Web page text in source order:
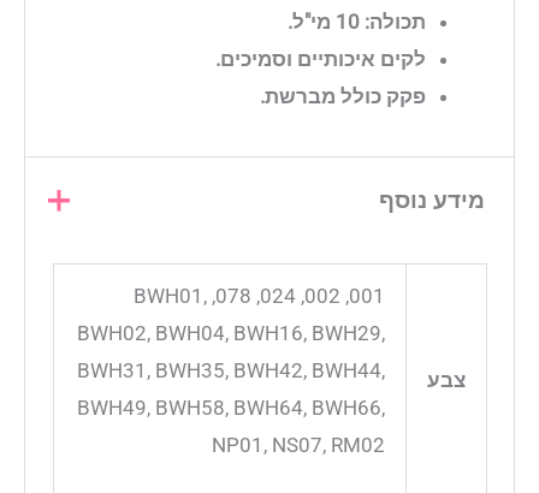
תכולה: 10 מי"ל.
לקים איכותיים וסמיכים.
פקק כולל מברשת.
מידע נוסף
צבע
001, 002, 024, 078, BWH01,
BWH02, BWH04, BWH16, BWH29,
BWH31, BWH35, BWH42, BWH44,
BWH49, BWH58, BWH64, BWH66,
NP01, NS07, RM02